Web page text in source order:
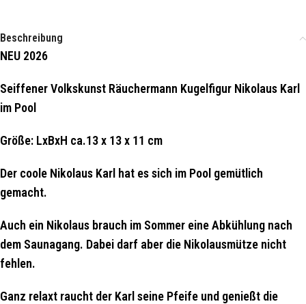
Beschreibung
NEU 2026
Seiffener Volkskunst Räuchermann Kugelfigur Nikolaus Karl
im Pool
Größe: LxBxH ca.13 x 13 x 11 cm
Der coole Nikolaus Karl hat es sich im Pool gemütlich
gemacht.
Auch ein Nikolaus brauch im Sommer eine Abkühlung nach
dem Saunagang. Dabei darf aber die Nikolausmütze nicht
fehlen.
Ganz relaxt raucht der Karl seine Pfeife und genießt die